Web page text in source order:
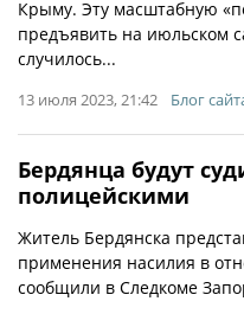
Крыму. Эту масштабную
предъявить на июльском
случилось...
13 июля 2023, 21:42 Блог
Бердянца будут
полицейскими
Житель Бердянска
применения насилия в
сообщили в Следкоме